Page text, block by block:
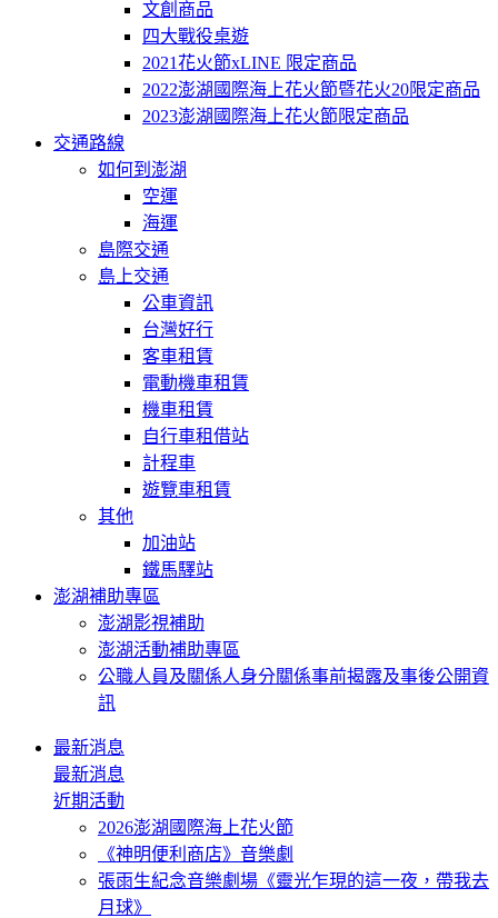
文創商品
四大戰役桌遊
2021花火節xLINE 限定商品
2022澎湖國際海上花火節暨花火20限定商品
2023澎湖國際海上花火節限定商品
交通路線
如何到澎湖
空運
海運
島際交通
島上交通
公車資訊
台灣好行
客車租賃
電動機車租賃
機車租賃
自行車租借站
計程車
遊覽車租賃
其他
加油站
鐵馬驛站
澎湖補助專區
澎湖影視補助
澎湖活動補助專區
公職人員及關係人身分關係事前揭露及事後公開資
訊
最新消息
最新消息
近期活動
2026澎湖國際海上花火節
《神明便利商店》音樂劇
張雨生紀念音樂劇場《靈光乍現的這一夜，帶我去
月球》